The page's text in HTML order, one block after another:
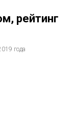
рейтинг
года